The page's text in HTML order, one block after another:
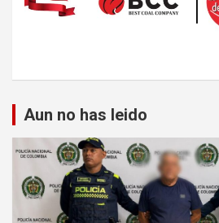
Aun no has leido